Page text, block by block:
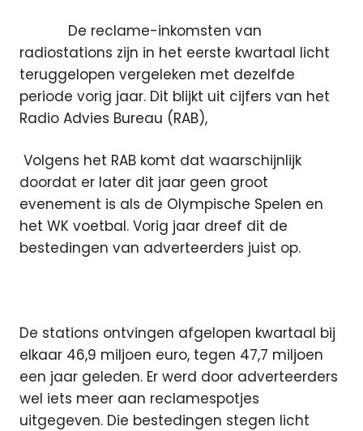
De reclame-inkomsten van
radiostations zijn in het eerste kwartaal licht
teruggelopen vergeleken met dezelfde
periode vorig jaar. Dit blijkt uit cijfers van het
Radio Advies Bureau (RAB),
Volgens het RAB komt dat waarschijnlijk
doordat er later dit jaar geen groot
evenement is als de Olympische Spelen en
het WK voetbal. Vorig jaar dreef dit de
bestedingen van adverteerders juist op.
De stations ontvingen afgelopen kwartaal bij
elkaar 46,9 miljoen euro, tegen 47,7 miljoen
een jaar geleden. Er werd door adverteerders
wel iets meer aan reclamespotjes
uitgegeven. Die bestedingen stegen licht